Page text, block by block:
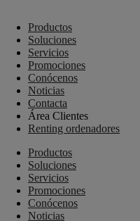
Productos
Soluciones
Servicios
Promociones
Conócenos
Noticias
Contacta
Área Clientes
Renting ordenadores
Productos
Soluciones
Servicios
Promociones
Conócenos
Noticias